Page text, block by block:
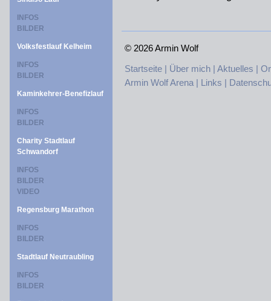
INFOS
BILDER
Volksfestlauf Kelheim
INFOS
BILDER
Kaminkehrer-Benefizlauf
INFOS
BILDER
Charity Stadtlauf
Schwandorf
INFOS
BILDER
VIDEO
Regensburg Marathon
INFOS
BILDER
Stadtlauf Neutraubling
INFOS
BILDER
© 2026 Armin Wolf
Startseite | Über mich | Aktuelles |
Armin Wolf Arena | Links |